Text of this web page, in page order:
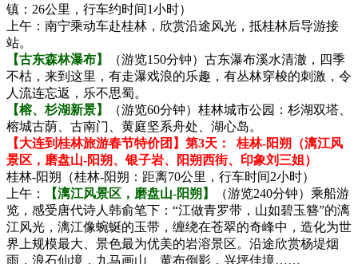
镇：26公里，行车约时间1小时）
上午：南宁乘动车赴桂林，欣赏沿途风光，抵桂林后导游接
站。
【古东森林瀑布】
（游览150分钟）古东瀑布溪水清澈，四季
不枯，来到这里，有走瀑戏浪的乐趣，有丛林穿梭的刺激，令
人流连忘返，乐不思蜀。
【榕、杉湖新景】
（游览60分钟）桂林城市公园：杉湖双塔、
榕城古荫、古南门、黄庭坚系舟处、湖心岛。
【大连到桂林旅游春节特价团】 第3天：
桂林-阳朔（漓江风
景区，磨盘山-阳朔、银子岩、阳朔西街、印象刘三姐）
桂林-阳朔（桂林-阳朔：距离70公里，行车时间2小时）
上午：
【漓江风景区，磨盘山-阳朔】
（游览240分钟）乘船游
览，感受唐代诗人韩俞笔下：“江做青罗带，山如碧玉簪”的漓
江风光，漓江像蜿蜒的玉带，缠绕在苍翠的奇峰中，造化为世
界上规模最大、景色最为优美的岩溶景区。沿途欣赏杨堤烟
雨，浪石仙境，九马画山、黄布倒影，兴坪佳境……